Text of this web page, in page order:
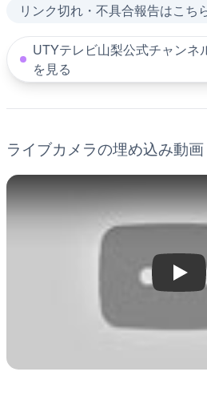
リンク切れ・不具合報告はこち
UTYテレビ山梨公式チャンネ
を見る
ライブカメラの埋め込み動画
Play